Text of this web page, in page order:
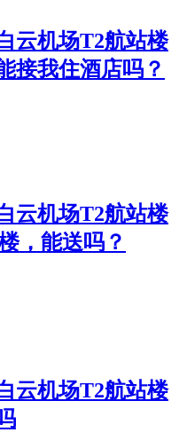
云机场T2航站楼
接我住酒店吗？
云机场T2航站楼
，能送吗？
云机场T2航站楼